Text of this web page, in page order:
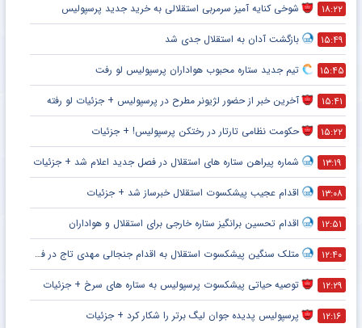
۱۸:۲۲ شوخی کنایه آمیز سرمربی استقلالی به خرید جدید پرسپولیس
۱۵:۴۹ بازگشت آدان به استقلال جدی شد
۱۵:۴۵ تیم جدید ستاره محبوب هواداران پرسپولیس لو رفت
۱۵:۴۱ آخرین خبر از حضور لژیونر مطرح در پرسپولیس + جزئیات لو رفته
۱۵:۲۲ حکومت نظامی تارتار در رختکن پرسپولیس! + جزئیات
۱۳:۱۹ شماره پیراهن ستاره های استقلال در فصل جدید اعلام شد + جزئیات
۱۳:۰۸ اقدام عجیب پیشکسوت استقلال خبرساز شد + جزئیات
۱۲:۵۱ اقدام تحسین برانگیز ستاره خارجی برای استقلال و هواداران
۱۲:۴۰ متلک سنگین پیشکسوت استقلال به اقدام جنجالی مهدی تاج در فدراسیون فوتبال
۱۲:۲۹ توصیه حیاتی پیشکسوت پرسپولیس به ستاره های سرخ + جزئیات
۱۲:۱۶ پرسپولیس پدیده جوان لیگ برتر را شکار کرد + جزئیات